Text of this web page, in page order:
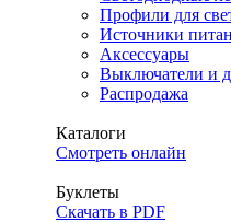
Профили для
Источники
Аксессуары
Выключатели и
Распродажа
Каталоги
Смотреть онлайн
Буклеты
Скачать в PDF